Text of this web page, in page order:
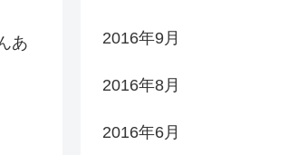
あ
2016年9月
2016年8月
2016年6月